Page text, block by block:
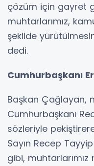
çözüm için gayret
muhtarlarımız,
şekilde
dedi.
Cumhurbaşkanı
Başkan Çağlayan,
Cumhurbaşkanı
sözleriyle
Sayın Recep
gibi,